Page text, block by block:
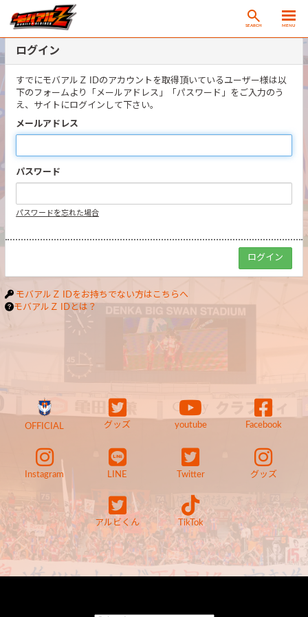
SEARCH MENU
ログイン
すでにモバアルＺ IDのアカウントを取得頂いているユーザー様は以
下のフォームより「メールアドレス」「パスワード」をご入力のう
え、サイトにログインして下さい。
メールアドレス
パスワード
パスワードを忘れた場合
モバアルＺ IDをお持ちでない方はこちらへ
モバアルＺ IDとは？
OFFICIAL グッズ youtube Facebook
Instagram LINE Twitter グッズ
アルビくん TikTok